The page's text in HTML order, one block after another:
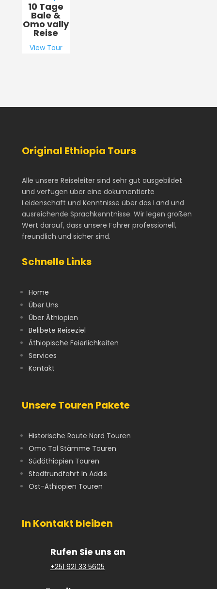
10 Tage
Bale &
Omo vally
Reise
View Tour
Original Ethiopia Tours
Alle unsere Reiseleiter sind sehr gut ausgebildet
und verfügen über eine dokumentierte
Leidenschaft und Kenntnisse über das Land und
ausreichende Sprachkenntnisse. Wir legen großen
Wert darauf, dass unsere Fahrer professionell,
freundlich und sicher sind.
Schnelle Links
Home
Über Uns
Über Äthiopien
Belibete Reiseziel
Äthiopische Feierlichkeiten
Services
Kontakt
Unsere Touren Pakete
Historische Route Nord Touren
Omo Tal Stämme Touren
Südäthiopien Touren
Stadtrundfahrt In Addis
Ost-Äthiopien Touren
In Kontakt bleiben
Rufen Sie uns an
+251 921 33 5605